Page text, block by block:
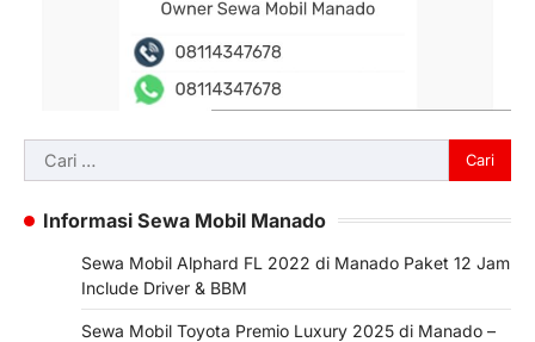
Cari
untuk:
Informasi Sewa Mobil Manado
Sewa Mobil Alphard FL 2022 di Manado Paket 12 Jam
Include Driver & BBM
Sewa Mobil Toyota Premio Luxury 2025 di Manado –